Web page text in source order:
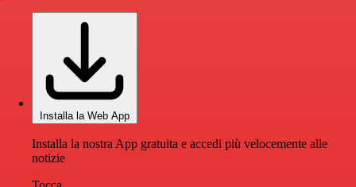
Installa la Web App
Installa la nostra App gratuita e accedi più velocemente alle
notizie